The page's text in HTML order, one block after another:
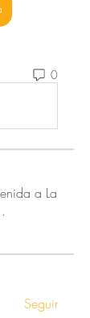
0
a La
Seguir